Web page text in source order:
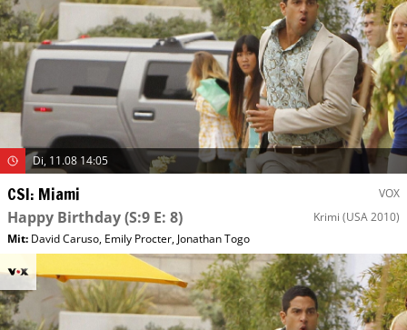
Di, 11.08 14:05
CSI: Miami VOX
Happy Birthday(S:9 E: 8) Krimi (USA 2010)
Mit: David Caruso, Emily Procter, Jonathan Togo